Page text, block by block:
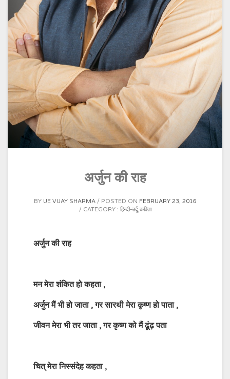
अर्जुन की राह
BY UE VIJAY SHARMA POSTED ON FEBRUARY 23, 2016
CATEGORY : हिन्दी-उर्दू कविता
अर्जुन की राह
मन मेरा शंकित हो कहता ,
अर्जुन मैं भी हो जाता , गर सारथी मेरा कृष्ण हो पाता ,
जीवन मेरा भी तर जाता , गर कृष्ण को मैं ढूंढ़ पता
चित्‌ मेरा निस्संदेह कहता ,